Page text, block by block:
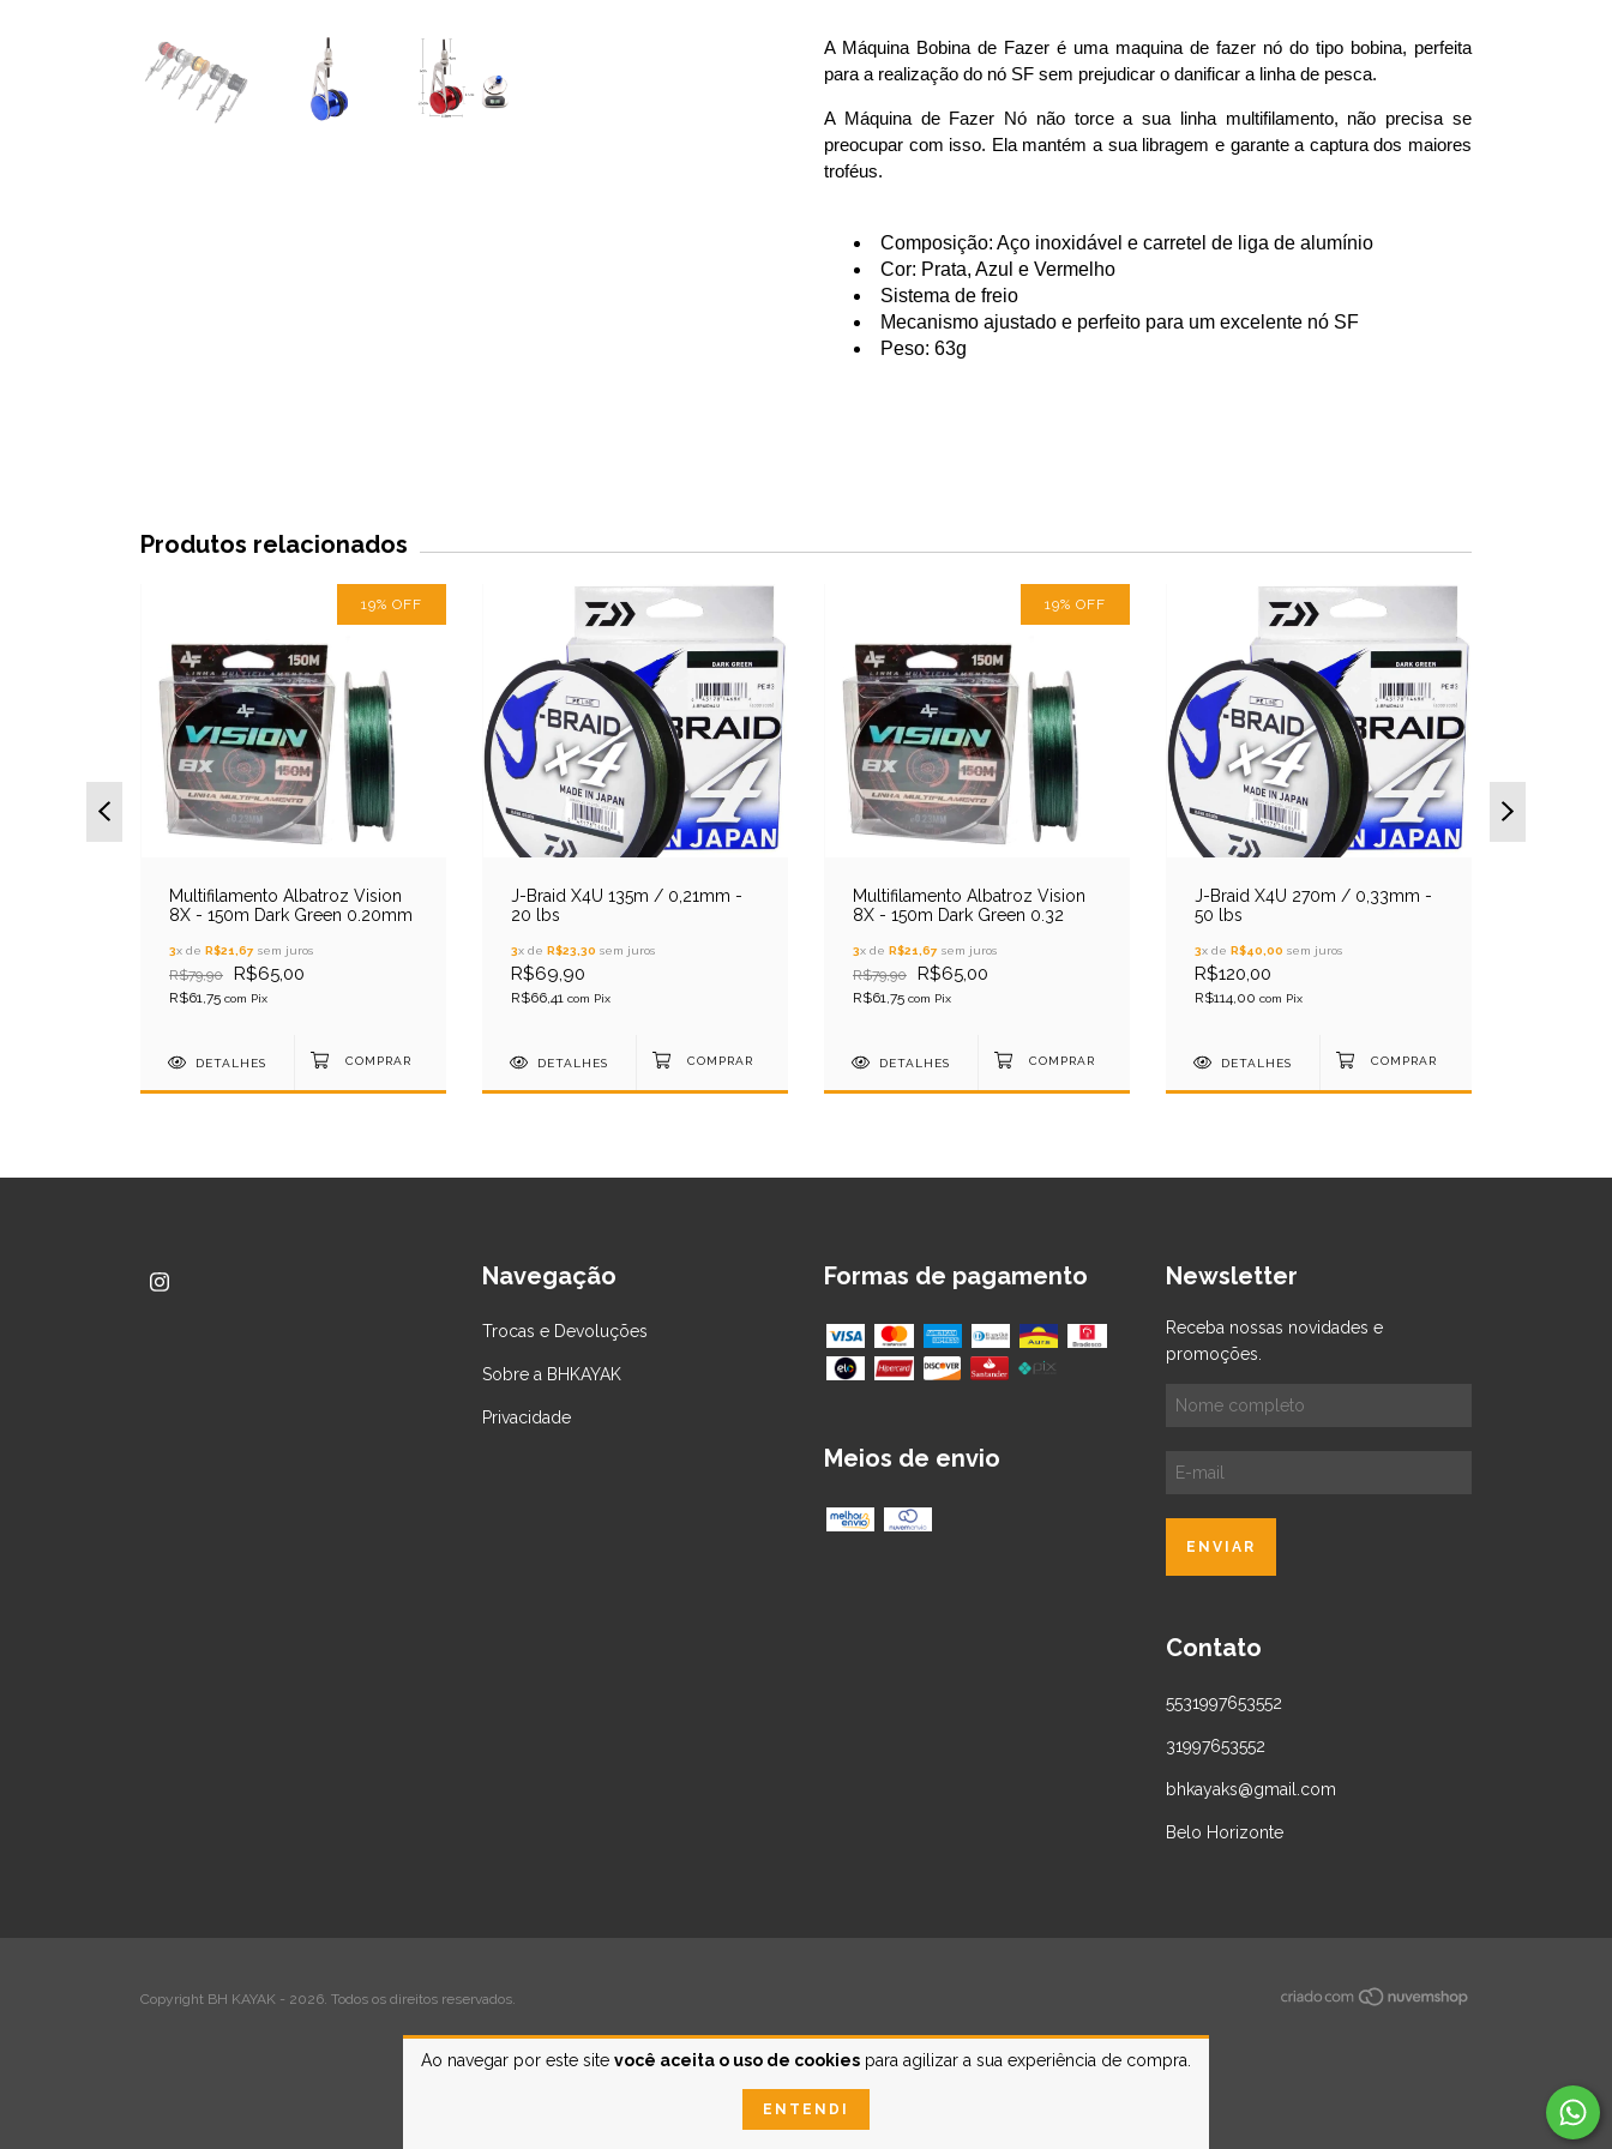
Ao navegar por este site você aceita o uso de cookies para agilizar a sua experiência de compra.
ENTENDI
A Máquina Bobina de Fazer é uma maquina de fazer nó do tipo bobina, perfeita
para a realização do nó SF sem prejudicar o danificar a linha de pesca.
A Máquina de Fazer Nó não torce a sua linha multifilamento, não precisa se
preocupar com isso. Ela mantém a sua libragem e garante a captura dos maiores
troféus.
Composição: Aço inoxidável e carretel de liga de alumínio
Cor: Prata, Azul e Vermelho
Sistema de freio
Mecanismo ajustado e perfeito para um excelente nó SF
Peso: 63g
Produtos relacionados
19% OFF
Multifilamento Albatroz Vision
8X - 150m Dark Green 0.20mm
3x de R$21,67 sem juros
R$79,90 R$65,00
R$61,75 com Pix
DETALHES
J-Braid X4U 135m / 0,21mm -
20 lbs
3x de R$23,30 sem juros
R$69,90
R$66,41 com Pix
DETALHES
19% OFF
Multifilamento Albatroz Vision
8X - 150m Dark Green 0.32
3x de R$21,67 sem juros
R$79,90 R$65,00
R$61,75 com Pix
DETALHES
J-Braid X4U 270m / 0,33mm -
50 lbs
3x de R$40,00 sem juros
R$120,00
R$114,00 com Pix
DETALHES
Navegação
Trocas e Devoluções
Sobre a BHKAYAK
Privacidade
Formas de pagamento
Meios de envio
Newsletter
Receba nossas novidades e
promoções.
Contato
5531997653552
31997653552
bhkayaks@gmail.com
Belo Horizonte
Copyright BH KAYAK - 2026. Todos os direitos reservados.